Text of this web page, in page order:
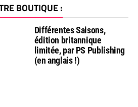
BOUTIQUE :
Différentes Saisons,
édition britannique
limitée, par PS Publishing
(en anglais !)